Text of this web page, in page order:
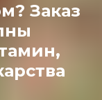
Заказ